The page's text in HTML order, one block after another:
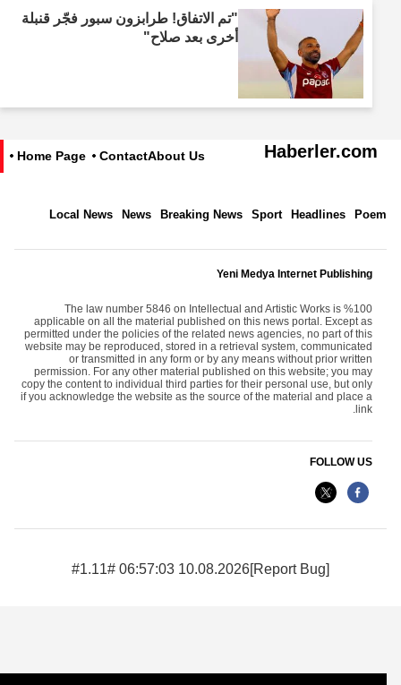
"تم الاتفاق! طرابزون سبور فجّر قنبلة
أخرى بعد صلاح"
Haberler.com
About Us
Contact
Home Page
Poem
Headlines
Sport
Breaking News
News
Local News
Yeni Medya Internet Publishing
The law number 5846 on Intellectual and Artistic Works is %100
applicable on all the material published on this news portal. Except as
permitted under the policies of the related news agencies, no part of this
website may be reproduced, stored in a retrieval system, communicated
or transmitted in any form or by any means without prior written
permission. For any other material published on this website; you may
copy the content to individual third parties for their personal use, but only
if you acknowledge the website as the source of the material and place a
link.
FOLLOW US
10.08.2026 06:57:03 #1.11#